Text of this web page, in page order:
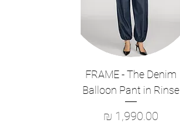
FRAME - The Denim
Balloon Pant in Rinse
מחיר